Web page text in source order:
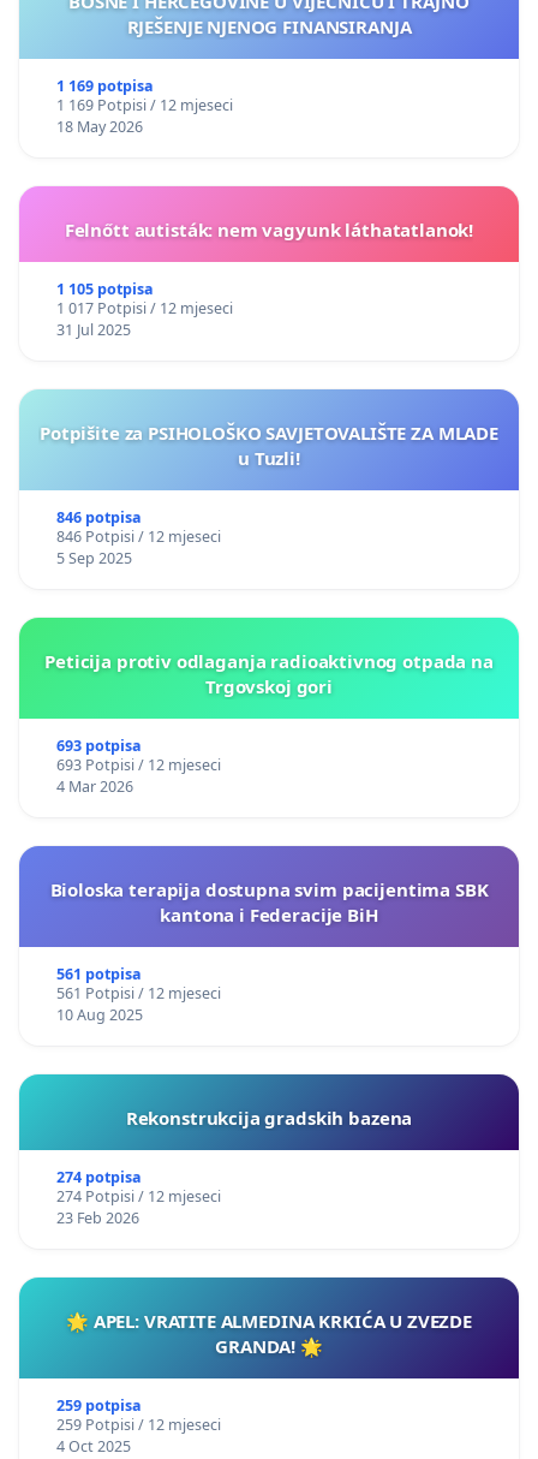
RJEŠENJE NJENOG FINANSIRANJA
1 169 potpisa
1 169 Potpisi / 12 mjeseci
18 May 2026
Felnőtt autisták: nem vagyunk láthatatlanok!
1 105 potpisa
1 017 Potpisi / 12 mjeseci
31 Jul 2025
Potpišite za PSIHOLOŠKO SAVJETOVALIŠTE ZA MLADE
u Tuzli!
846 potpisa
846 Potpisi / 12 mjeseci
5 Sep 2025
Peticija protiv odlaganja radioaktivnog otpada na
Trgovskoj gori
693 potpisa
693 Potpisi / 12 mjeseci
4 Mar 2026
Bioloska terapija dostupna svim pacijentima SBK
kantona i Federacije BiH
561 potpisa
561 Potpisi / 12 mjeseci
10 Aug 2025
Rekonstrukcija gradskih bazena
274 potpisa
274 Potpisi / 12 mjeseci
23 Feb 2026
🌟 APEL: VRATITE ALMEDINA KRKIĆA U ZVEZDE
GRANDA! 🌟
259 potpisa
259 Potpisi / 12 mjeseci
4 Oct 2025